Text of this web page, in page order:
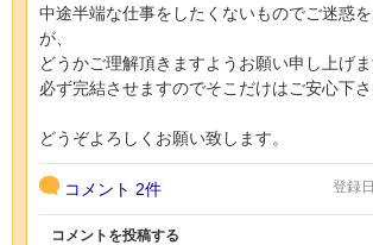
中途半端な仕事をしたくないものでご迷惑
が、
どうかご理解頂きますようお願い申し上げま
必ず完結させますのでそこだけはご安心下さ
どうぞよろしくお願い致します。
コメント 2件 登録
コメントを投稿する